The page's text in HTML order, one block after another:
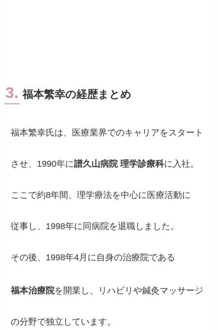
3. 福本繁幸の経歴まとめ
福本繁幸氏は、医療業界でのキャリアをスタート
させ、1990年に譜久山病院 理学診療科に入社。
ここで約8年間、理学療法を中心に医療活動に
従事し、1998年に同病院を退職しました。
その後、1998年4月に自身の治療院である
福本治療院を開業し、リハビリや鍼灸マッサージ
の分野で独立しています。